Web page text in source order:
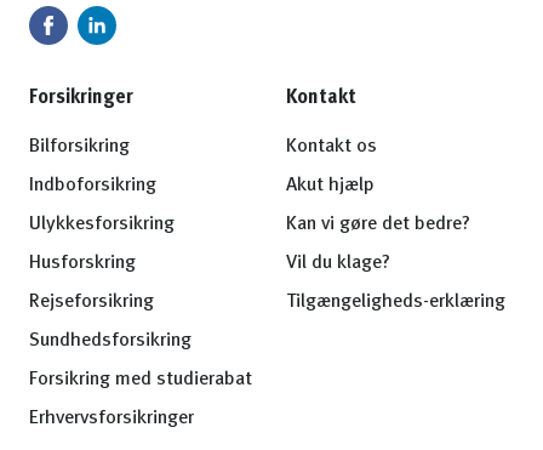
Forsikringer
Bilforsikring
Indboforsikring
Ulykkesforsikring
Husforskring
Rejseforsikring
Sundhedsforsikring
Forsikring med studierabat
Erhvervsforsikringer
Kontakt
Kontakt os
Akut hjælp
Kan vi gøre det bedre?
Vil du klage?
Tilgængeligheds-erklæring